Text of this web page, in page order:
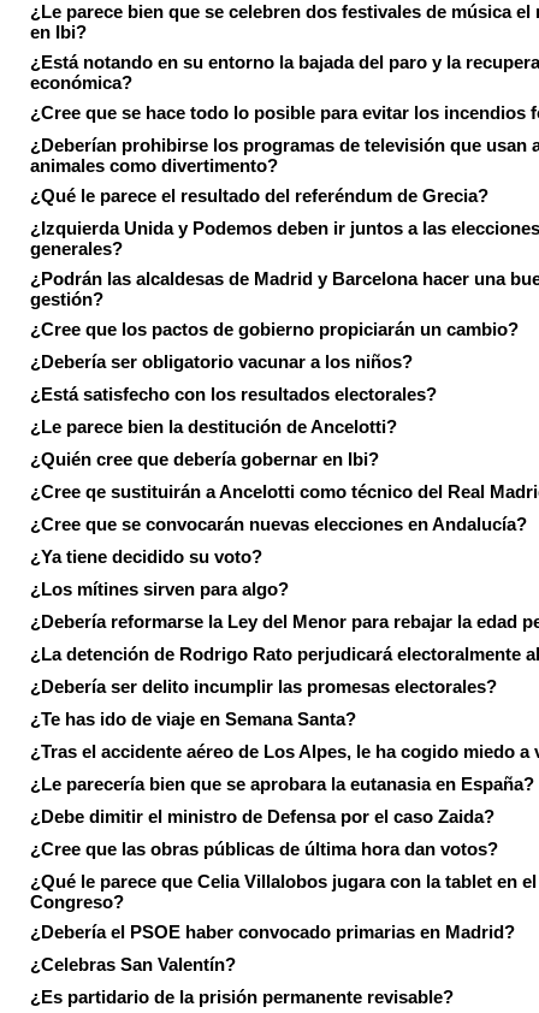
¿Le parece bien que se celebren dos festivales de música el
en Ibi?
¿Está notando en su entorno la bajada del paro y la
económica?
¿Cree que se hace todo lo posible para evitar los incendios
¿Deberían prohibirse los programas de televisión que usan
animales como divertimento?
¿Qué le parece el resultado del referéndum de Grecia?
¿Izquierda Unida y Podemos deben ir juntos a las elecciones
generales?
¿Podrán las alcaldesas de Madrid y Barcelona hacer una
gestión?
¿Cree que los pactos de gobierno propiciarán un cambio?
¿Debería ser obligatorio vacunar a los niños?
¿Está satisfecho con los resultados electorales?
¿Le parece bien la destitución de Ancelotti?
¿Quién cree que debería gobernar en Ibi?
¿Cree qe sustituirán a Ancelotti como técnico del Real
¿Cree que se convocarán nuevas elecciones en Andalucía?
¿Ya tiene decidido su voto?
¿Los mítines sirven para algo?
¿Debería reformarse la Ley del Menor para rebajar la edad
¿La detención de Rodrigo Rato perjudicará electoralmente
¿Debería ser delito incumplir las promesas electorales?
¿Te has ido de viaje en Semana Santa?
¿Tras el accidente aéreo de Los Alpes, le ha cogido miedo a
¿Le parecería bien que se aprobara la eutanasia en España?
¿Debe dimitir el ministro de Defensa por el caso Zaida?
¿Cree que las obras públicas de última hora dan votos?
¿Qué le parece que Celia Villalobos jugara con la tablet en el
Congreso?
¿Debería el PSOE haber convocado primarias en Madrid?
¿Celebras San Valentín?
¿Es partidario de la prisión permanente revisable?